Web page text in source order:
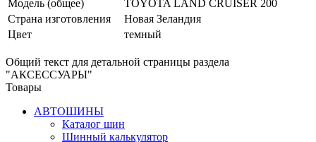
Модель (общее)
TOYOTA LAND CRUISER 200
Страна изготовления
Новая Зеландия
Цвет
темный
Общий текст для детальной страницы раздела
"АКСЕССУАРЫ"
Товары
АВТОШИНЫ
Каталог шин
Шинный калькулятор